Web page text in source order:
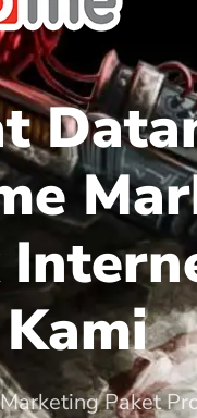
Paket